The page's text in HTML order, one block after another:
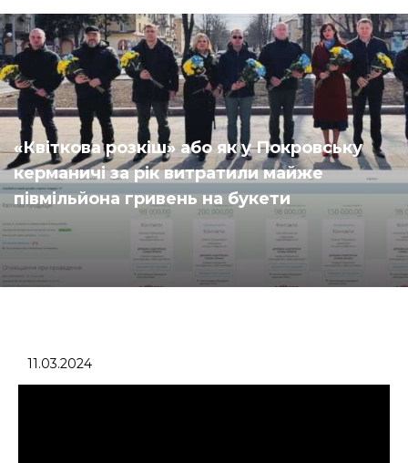
«Квіткова розкіш» або як у Покровську
керманичі за рік витратили майже
півмільйона гривень на букети
11.03.2024